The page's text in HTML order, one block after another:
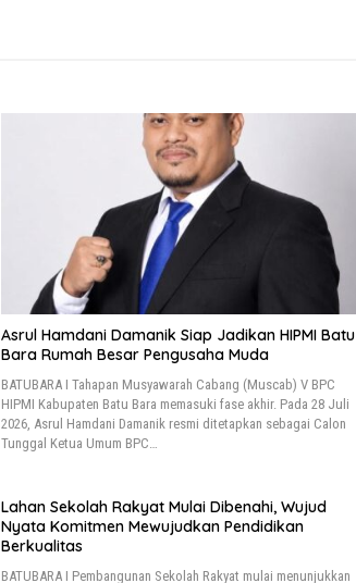
Asrul Hamdani Damanik Siap Jadikan HIPMI Batu
Bara Rumah Besar Pengusaha Muda
BATUBARA I Tahapan Musyawarah Cabang (Muscab) V BPC
HIPMI Kabupaten Batu Bara memasuki fase akhir. Pada 28 Juli
2026, Asrul Hamdani Damanik resmi ditetapkan sebagai Calon
Tunggal Ketua Umum BPC…
Lahan Sekolah Rakyat Mulai Dibenahi, Wujud
Nyata Komitmen Mewujudkan Pendidikan
Berkualitas
BATUBARA I Pembangunan Sekolah Rakyat mulai menunjukkan